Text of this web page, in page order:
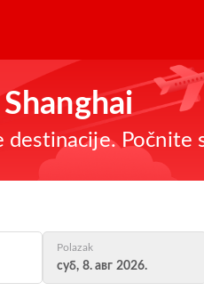
Počnite
Polazak
суб, 8. авг 2026.